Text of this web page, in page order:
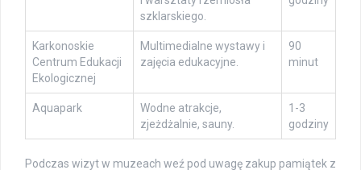
szklarskiego.
Karkonoskie
Centrum Edukacji
Ekologicznej
Multimedialne wystawy i
zajęcia edukacyjne.
90
minut
Aquapark
Wodne atrakcje,
zjeżdżalnie, sauny.
1-3
godziny
Podczas wizyt w muzeach weź pod uwagę zakup pamiątek z